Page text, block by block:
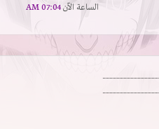
الساعة الآن07:04 AM